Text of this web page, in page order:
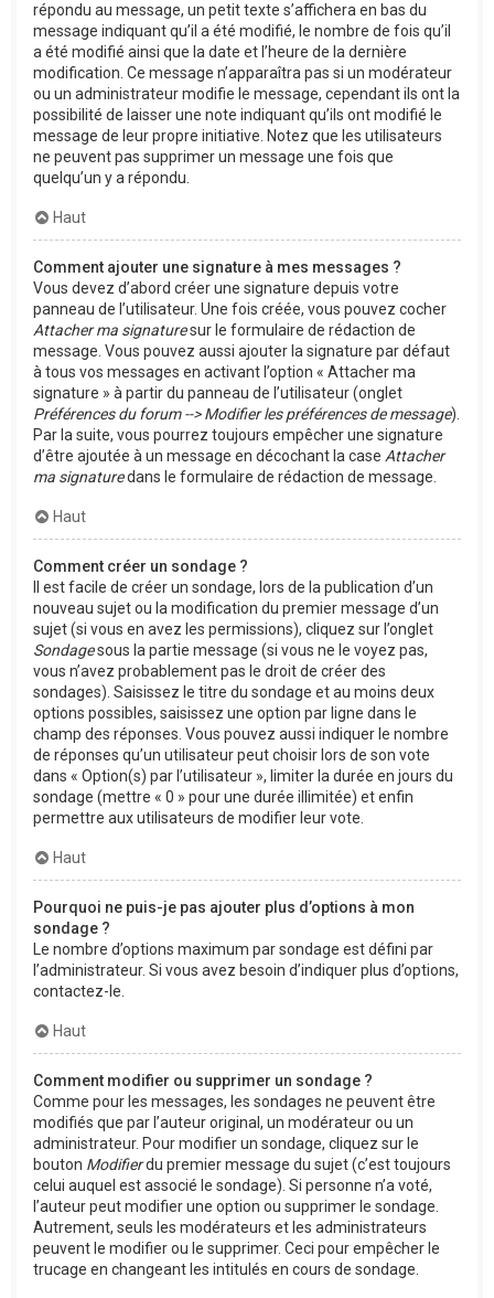
répondu au message, un petit texte s’affichera en bas du
message indiquant qu’il a été modifié, le nombre de fois qu’il
a été modifié ainsi que la date et l’heure de la dernière
modification. Ce message n’apparaîtra pas si un modérateur
ou un administrateur modifie le message, cependant ils ont la
possibilité de laisser une note indiquant qu’ils ont modifié le
message de leur propre initiative. Notez que les utilisateurs
ne peuvent pas supprimer un message une fois que
quelqu’un y a répondu.
Haut
Comment ajouter une signature à mes messages ?
Vous devez d’abord créer une signature depuis votre
panneau de l’utilisateur. Une fois créée, vous pouvez cocher
Attacher ma signaturesur le formulaire de rédaction de
message. Vous pouvez aussi ajouter la signature par défaut
à tous vos messages en activant l’option « Attacher ma
signature » à partir du panneau de l’utilisateur (onglet
Préférences du forum --> Modifier les préférences de message).
Par la suite, vous pourrez toujours empêcher une signature
d’être ajoutée à un message en décochant la case Attacher
ma signaturedans le formulaire de rédaction de message.
Haut
Comment créer un sondage ?
Il est facile de créer un sondage, lors de la publication d’un
nouveau sujet ou la modification du premier message d’un
sujet (si vous en avez les permissions), cliquez sur l’onglet
Sondagesous la partie message (si vous ne le voyez pas,
vous n’avez probablement pas le droit de créer des
sondages). Saisissez le titre du sondage et au moins deux
options possibles, saisissez une option par ligne dans le
champ des réponses. Vous pouvez aussi indiquer le nombre
de réponses qu’un utilisateur peut choisir lors de son vote
dans « Option(s) par l’utilisateur », limiter la durée en jours du
sondage (mettre « 0 » pour une durée illimitée) et enfin
permettre aux utilisateurs de modifier leur vote.
Haut
Pourquoi ne puis-je pas ajouter plus d’options à mon
sondage ?
Le nombre d’options maximum par sondage est défini par
l’administrateur. Si vous avez besoin d’indiquer plus d’options,
contactez-le.
Haut
Comment modifier ou supprimer un sondage ?
Comme pour les messages, les sondages ne peuvent être
modifiés que par l’auteur original, un modérateur ou un
administrateur. Pour modifier un sondage, cliquez sur le
bouton Modifierdu premier message du sujet (c’est toujours
celui auquel est associé le sondage). Si personne n’a voté,
l’auteur peut modifier une option ou supprimer le sondage.
Autrement, seuls les modérateurs et les administrateurs
peuvent le modifier ou le supprimer. Ceci pour empêcher le
trucage en changeant les intitulés en cours de sondage.